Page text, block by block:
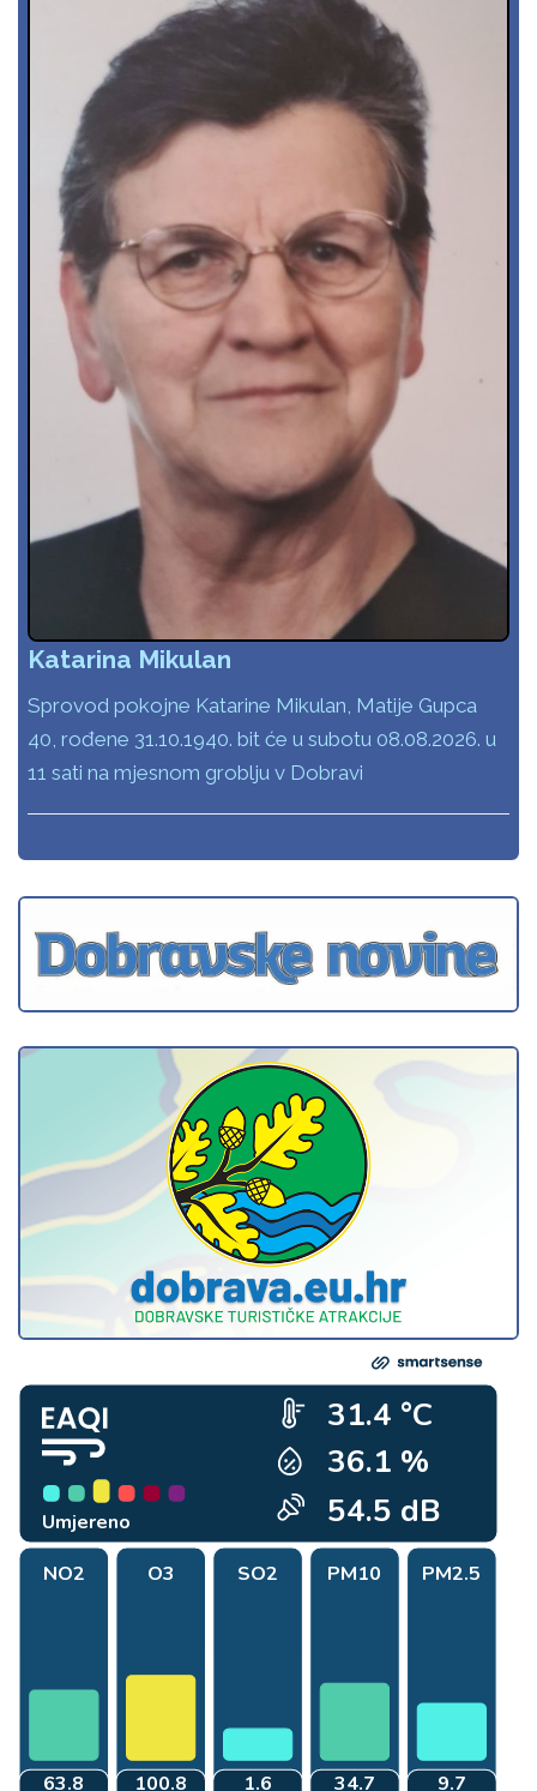
Katarina Mikulan
Sprovod pokojne Katarine Mikulan, Matije Gupca
40, rođene 31.10.1940. bit će u subotu 08.08.2026. u
11 sati na mjesnom groblju v Dobravi